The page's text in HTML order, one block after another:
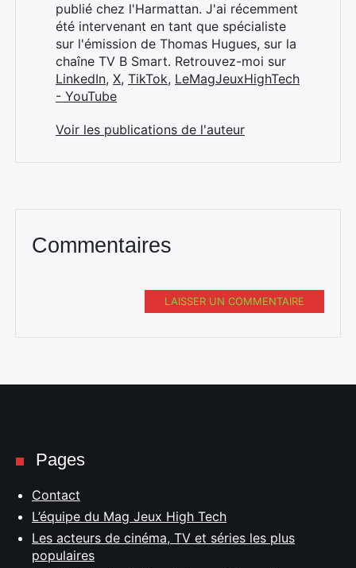
publié chez l'Harmattan. J'ai récemment
été intervenant en tant que spécialiste
sur l'émission de Thomas Hugues, sur la
chaîne TV B Smart. Retrouvez-moi sur
LinkedIn, X, TikTok, LeMagJeuxHighTech
- YouTube
Voir les publications de l'auteur
Commentaires
LAISSER UN COMMENTAIRE
Pages
Contact
L’équipe du Mag Jeux High Tech
Les acteurs de cinéma, TV et séries les plus
populaires